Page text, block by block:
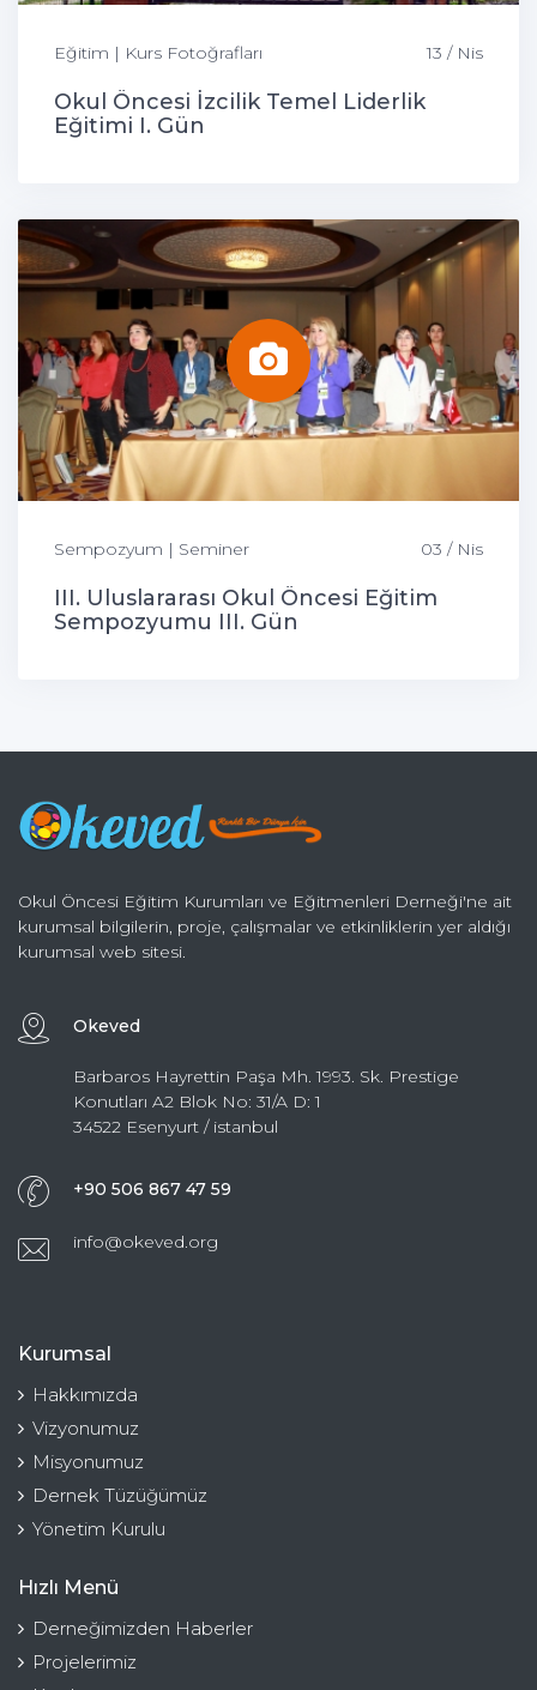
Eğitim | Kurs Fotoğrafları 13 / Nis
Okul Öncesi İzcilik Temel Liderlik
Eğitimi I. Gün
Sempozyum | Seminer 03 / Nis
III. Uluslararası Okul Öncesi Eğitim
Sempozyumu III. Gün
Okul Öncesi Eğitim Kurumları ve Eğitmenleri Derneği'ne ait
kurumsal bilgilerin, proje, çalışmalar ve etkinliklerin yer aldığı
kurumsal web sitesi.
Okeved
Barbaros Hayrettin Paşa Mh. 1993. Sk. Prestige
Konutları A2 Blok No: 31/A D: 1
34522 Esenyurt / istanbul
+90 506 867 47 59
info@okeved.org
Kurumsal
Hakkımızda
Vizyonumuz
Misyonumuz
Dernek Tüzüğümüz
Yönetim Kurulu
Hızlı Menü
Derneğimizden Haberler
Projelerimiz